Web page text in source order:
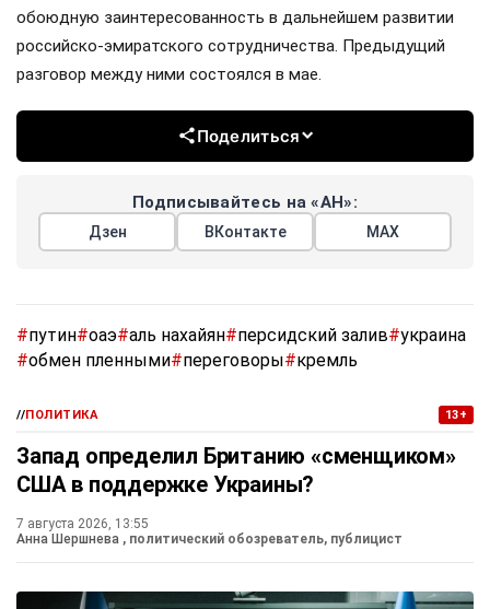
обоюдную заинтересованность в дальнейшем развитии
российско-эмиратского сотрудничества. Предыдущий
разговор между ними состоялся в мае.
Поделиться
Подписывайтесь на «АН»:
Дзен ВКонтакте МАХ
#путин#оаэ#аль нахайян#персидский залив#украина
#обмен пленными#переговоры#кремль
//ПОЛИТИКА 13+
Запад определил Британию «сменщиком»
США в поддержке Украины?
7 августа 2026, 13:55
Анна Шершнева , политический обозреватель, публицист